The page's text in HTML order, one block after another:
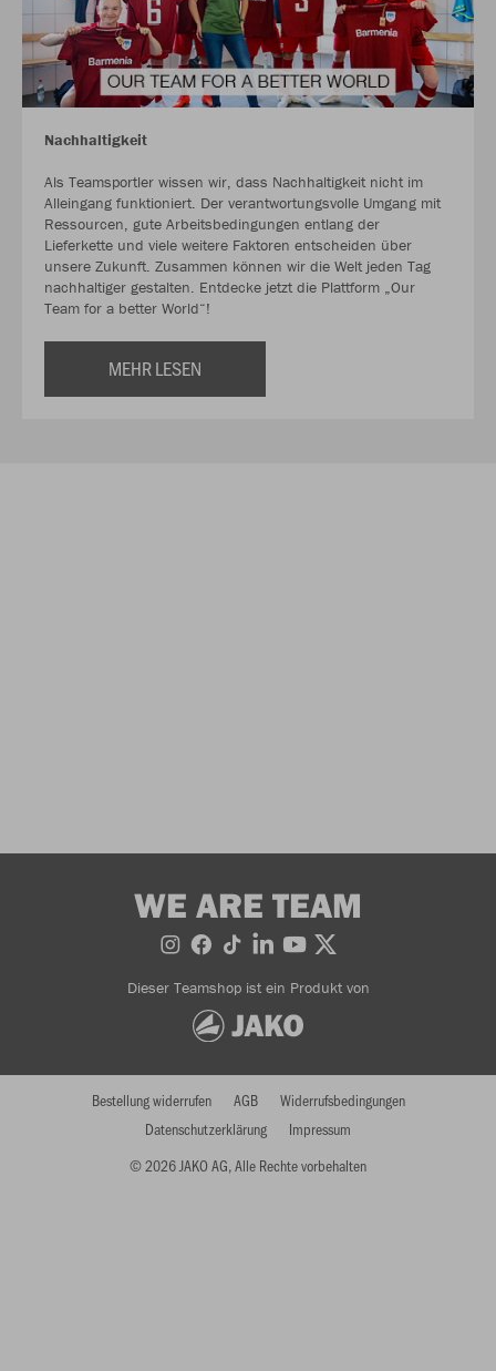
Nachhaltigkeit
Als Teamsportler wissen wir, dass Nachhaltigkeit nicht im
Alleingang funktioniert. Der verantwortungsvolle Umgang mit
Ressourcen, gute Arbeitsbedingungen entlang der
Lieferkette und viele weitere Faktoren entscheiden über
unsere Zukunft. Zusammen können wir die Welt jeden Tag
nachhaltiger gestalten. Entdecke jetzt die Plattform „Our
Team for a better World“!
MEHR LESEN
WE ARE TEAM
Dieser Teamshop ist ein Produkt von
© 2026 JAKO AG, Alle Rechte vorbehalten
Bestellung widerrufen AGB
Widerrufsbedingungen
Datenschutzerklärung
Impressum